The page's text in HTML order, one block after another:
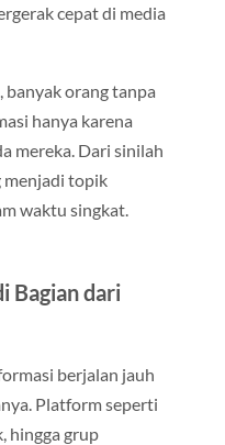
cepat di media
orang tanpa
hanya karena
mereka. Dari sinilah
menjadi topik
waktu singkat.
Bagian dari
berjalan jauh
Platform seperti
hingga grup